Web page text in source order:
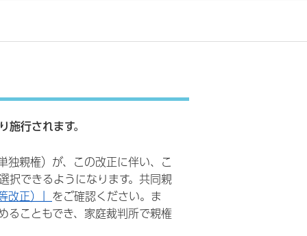
行されます。
独親権）が、この改正に伴い、こ
択できるようになります。共同親
改正）」 をご確認ください。ま
ることもでき、家庭裁判所で親権